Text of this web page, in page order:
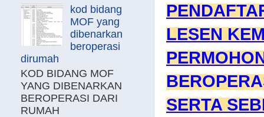
LESEN
SERTA
kod bidang
MOF yang
dibenarkan
beroperasi
dirumah
KOD BIDANG MOF
YANG DIBENARKAN
BEROPERASI DARI
RUMAH